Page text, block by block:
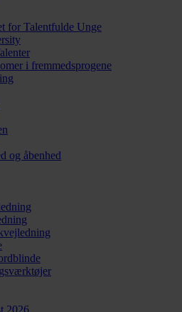
for Talentfulde Unge
i fremmedsprogene
og åbenhed
2026